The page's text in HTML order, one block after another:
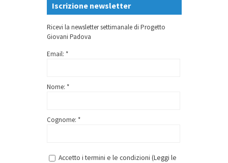
Iscrizione newsletter
Ricevi la newsletter settimanale di Progetto
Giovani Padova
Email: *
Nome: *
Cognome: *
Accetto i termini e le condizioni (Leggi le